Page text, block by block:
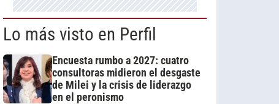
Lo más visto en Perfil
Encuesta rumbo a 2027: cuatro
consultoras midieron el desgaste
de Milei y la crisis de liderazgo
en el peronismo